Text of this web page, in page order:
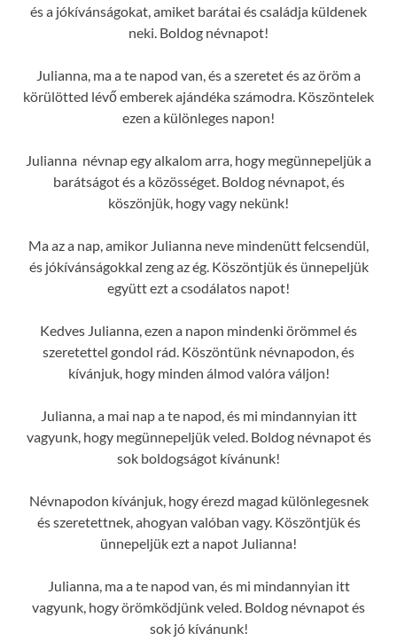
és a jókívánságokat, amiket barátai és családja küldenek
neki. Boldog névnapot!
Julianna, ma a te napod van, és a szeretet és az öröm a
körülötted lévő emberek ajándéka számodra. Köszöntelek
ezen a különleges napon!
Julianna névnap egy alkalom arra, hogy megünnepeljük a
barátságot és a közösséget. Boldog névnapot, és
köszönjük, hogy vagy nekünk!
Ma az a nap, amikor Julianna neve mindenütt felcsendül,
és jókívánságokkal zeng az ég. Köszöntjük és ünnepeljük
együtt ezt a csodálatos napot!
Kedves Julianna, ezen a napon mindenki örömmel és
szeretettel gondol rád. Köszöntünk névnapodon, és
kívánjuk, hogy minden álmod valóra váljon!
Julianna, a mai nap a te napod, és mi mindannyian itt
vagyunk, hogy megünnepeljük veled. Boldog névnapot és
sok boldogságot kívánunk!
Névnapodon kívánjuk, hogy érezd magad különlegesnek
és szeretettnek, ahogyan valóban vagy. Köszöntjük és
ünnepeljük ezt a napot Julianna!
Julianna, ma a te napod van, és mi mindannyian itt
vagyunk, hogy örömködjünk veled. Boldog névnapot és
sok jó kívánunk!